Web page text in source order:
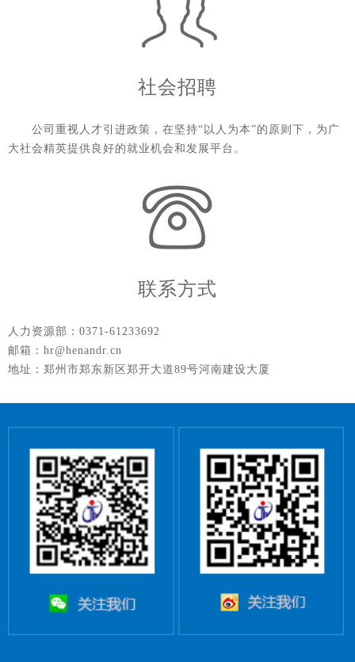
社会招聘
公司重视人才引进政策，在坚持“以人为本”的原则下，为广
大社会精英提供良好的就业机会和发展平台。
联系方式
人力资源部：0371-61233692
邮箱：hr@henandr.cn
地址：郑州市郑东新区郑开大道89号河南建设大厦